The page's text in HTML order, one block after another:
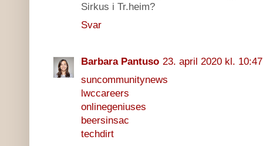
Sirkus i Tr.heim?
Svar
Barbara Pantuso 23. april 2020 kl. 10:47
suncommunitynews
lwccareers
onlinegeniuses
beersinsac
techdirt